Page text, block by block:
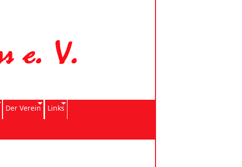
Der Verein Links